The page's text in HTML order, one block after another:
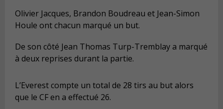
Olivier Jacques, Brandon Boudreau et Jean-Simon
Houle ont chacun marqué un but.
De son côté Jean Thomas Turp-Tremblay a marqué
à deux reprises durant la partie.
L’Everest compte un total de 28 tirs au but alors
que le CF en a effectué 26.